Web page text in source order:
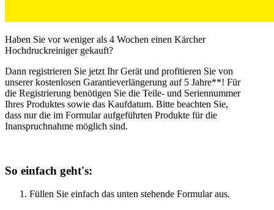
Haben Sie vor weniger als 4 Wochen einen Kärcher
Hochdruckreiniger gekauft?
Dann registrieren Sie jetzt Ihr Gerät und profitieren Sie von
unserer kostenlosen Garantieverlängerung auf 5 Jahre**! Für
die Registrierung benötigen Sie die Teile- und Seriennummer
Ihres Produktes sowie das Kaufdatum. Bitte beachten Sie,
dass nur die im Formular aufgeführten Produkte für die
Inanspruchnahme möglich sind.
So einfach geht's:
Füllen Sie einfach das unten stehende Formular aus.